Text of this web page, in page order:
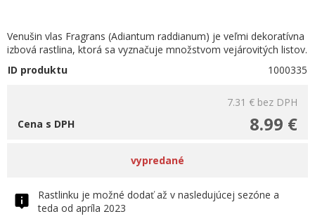
Venušin vlas Fragrans (Adiantum raddianum) je veľmi dekoratívna
izbová rastlina, ktorá sa vyznačuje množstvom vejárovitých listov.
ID produktu
1000335
7.31 € bez DPH
8.99 €
Cena s DPH
vypredané
Rastlinku je možné dodať až v nasledujúcej sezóne a
teda od apríla 2023